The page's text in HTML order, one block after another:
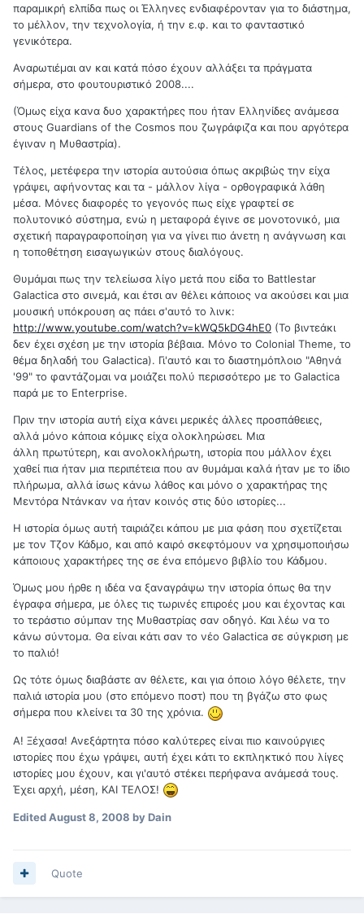
παραμικρή ελπίδα πως οι Έλληνες ενδιαφέρονταν για το διάστημα,
το μέλλον, την τεχνολογία, ή την ε.φ. και το φανταστικό
γενικότερα.
Αναρωτιέμαι αν και κατά πόσο έχουν αλλάξει τα πράγματα
σήμερα, στο φουτουριστικό 2008....
(Όμως είχα κανα δυο χαρακτήρες που ήταν Ελληνίδες ανάμεσα
στους Guardians of the Cosmos που ζωγράφιζα και που αργότερα
έγιναν η Μυθαστρία).
Τέλος, μετέφερα την ιστορία αυτούσια όπως ακριβώς την είχα
γράψει, αφήνοντας και τα - μάλλον λίγα - ορθογραφικά λάθη
μέσα. Μόνες διαφορές το γεγονός πως είχε γραφτεί σε
πολυτονικό σύστημα, ενώ η μεταφορά έγινε σε μονοτονικό, μια
σχετική παραγραφοποίηση για να γίνει πιο άνετη η ανάγνωση και
η τοποθέτηση εισαγωγικών στους διαλόγους.
Θυμάμαι πως την τελείωσα λίγο μετά που είδα το Battlestar
Galactica στο σινεμά, και έτσι αν θέλει κάποιος να ακούσει και μια
μουσική υπόκρουση ας πάει σ'αυτό το λινκ:
http://www.youtube.com/watch?v=kWQ5kDG4hE0 (To βιντεάκι
δεν έχει σχέση με την ιστορία βέβαια. Μόνο το Colonial Theme, το
θέμα δηλαδή του Galactica). Γι'αυτό και το διαστημόπλοιο "Αθηνά
'99" το φαντάζομαι να μοιάζει πολύ περισσότερο με το Galactica
παρά με το Enterprise.
Πριν την ιστορία αυτή είχα κάνει μερικές άλλες προσπάθειες,
αλλά μόνο κάποια κόμικς είχα ολοκληρώσει. Μια
άλλη πρωτύτερη, και ανολοκλήρωτη, ιστορία που μάλλον έχει
χαθεί πια ήταν μια περιπέτεια που αν θυμάμαι καλά ήταν με το ίδιο
πλήρωμα, αλλά ίσως κάνω λάθος και μόνο ο χαρακτήρας της
Μεντόρα Ντάνκαν να ήταν κοινός στις δύο ιστορίες...
Η ιστορία όμως αυτή ταιριάζει κάπου με μια φάση που σχετίζεται
με τον Τζον Κάδμο, και από καιρό σκεφτόμουν να χρησιμοποιήσω
κάποιους χαρακτήρες της σε ένα επόμενο βιβλίο του Κάδμου.
Όμως μου ήρθε η ιδέα να ξαναγράψω την ιστορία όπως θα την
έγραφα σήμερα, με όλες τις τωρινές επιροές μου και έχοντας και
το τεράστιο σύμπαν της Μυθαστρίας σαν οδηγό. Και λέω να το
κάνω σύντομα. Θα είναι κάτι σαν το νέο Galactica σε σύγκριση με
το παλιό!
Ως τότε όμως διαβάστε αν θέλετε, και για όποιο λόγο θέλετε, την
παλιά ιστορία μου (στο επόμενο ποστ) που τη βγάζω στο φως
σήμερα που κλείνει τα 30 της χρόνια.
Α! Ξέχασα! Ανεξάρτητα πόσο καλύτερες είναι πιο καινούργιες
ιστορίες που έχω γράψει, αυτή έχει κάτι το εκπληκτικό που λίγες
ιστορίες μου έχουν, και γι'αυτό στέκει περήφανα ανάμεσά τους.
Έχει αρχή, μέση, ΚΑΙ ΤΕΛΟΣ!
EditedAugust 8, 2008 by Dain
Quote